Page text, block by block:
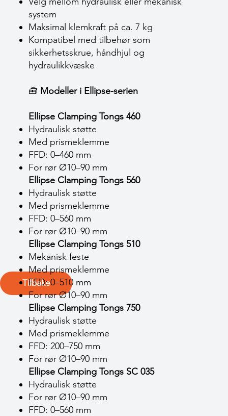
Tilbake
system
Maksimal klemkraft på ca. 7 kg
Kompatibel med tilbehør som
sikkerhetsskrue, håndhjul og
hydraulikkvæske
🧰 Modeller i Ellipse-serien
Ellipse Clamping Tongs 460
Hydraulisk støtte
Med prismeklemme
FFD: 0–460 mm
For rør Ø10–90 mm
Ellipse Clamping Tongs 560
Hydraulisk støtte
Med prismeklemme
FFD: 0–560 mm
For rør Ø10–90 mm
Ellipse Clamping Tongs 510
Mekanisk feste
Med prismeklemme
FFD: 0–510 mm
For rør Ø10–90 mm
Ellipse Clamping Tongs 750
Hydraulisk støtte
Med prismeklemme
FFD: 200–750 mm
For rør Ø10–90 mm
Ellipse Clamping Tongs SC 035
Hydraulisk støtte
For rør Ø10–90 mm
FFD: 0–560 mm